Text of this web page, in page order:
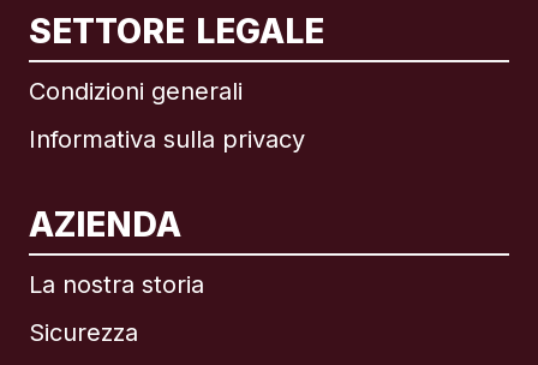
SETTORE LEGALE
Condizioni generali
Informativa sulla privacy
AZIENDA
La nostra storia
Sicurezza